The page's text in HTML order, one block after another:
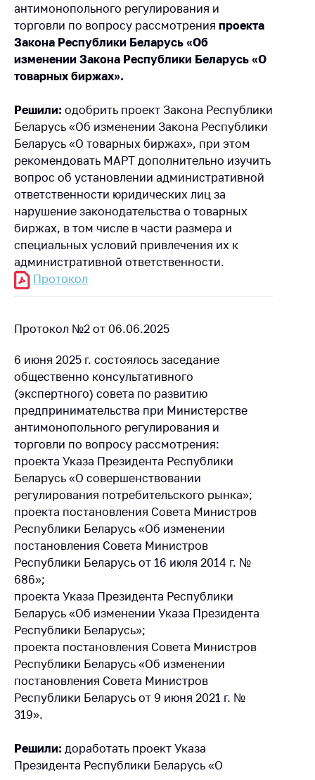
Международное
сотрудничество
Применение мер
нетарифного
регулирования
Биржевая торговля
Выставочная
деятельность в
Республике
Беларусь
Защита
персональных
данных
Новости
Личный прием
граждан и юр. лиц
Прямaя телефоннaя
линия
Горячая линия
Электронные
обращения
Сообщить о росте
цен на товары
Сообщить о росте
цен на лекарства и
медицинские
изделия
Контакты
Адрес и режим
работы
Приемная
Министра
Горячая линия
Пресс-служба
государственный
орган
антимонопольного регулирования и
торговли по вопросу рассмотрения проекта
Закона Республики Беларусь «Об
изменении Закона Республики Беларусь «О
товарных биржах».
Решили: одобрить проект Закона Республики
Беларусь «Об изменении Закона Республики
Беларусь «О товарных биржах», при этом
рекомендовать МАРТ дополнительно изучить
вопрос об установлении административной
ответственности юридических лиц за
нарушение законодательства о товарных
биржах, в том числе в части размера и
специальных условий привлечения их к
административной ответственности.
Протокол
Протокол №2 от 06.06.2025
6 июня 2025 г. состоялось заседание
общественно консультативного
(экспертного) совета по развитию
предпринимательства при Министерстве
антимонопольного регулирования и
торговли по вопросу рассмотрения:
проекта Указа Президента Республики
Беларусь «О совершенствовании
регулирования потребительского рынка»;
проекта постановления Совета Министров
Республики Беларусь «Об изменении
постановления Совета Министров
Республики Беларусь от 16 июля 2014 г. №
686»;
проекта Указа Президента Республики
Беларусь «Об изменении Указа Президента
Республики Беларусь»;
проекта постановления Совета Министров
Республики Беларусь «Об изменении
постановления Совета Министров
Республики Беларусь от 9 июня 2021 г. №
319».
Решили: доработать проект Указа
Президента Республики Беларусь «О